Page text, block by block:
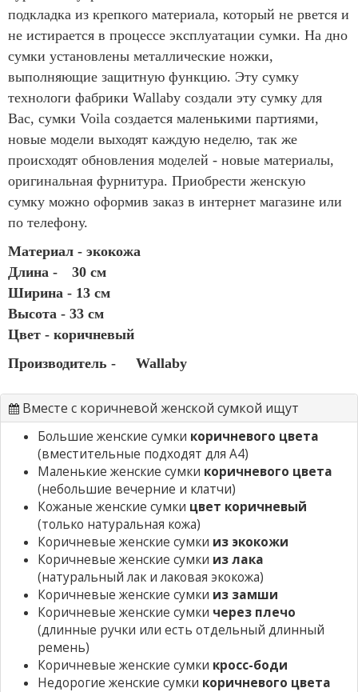
подкладка из крепкого материала, который не рвется и
не истирается в процессе эксплуатации сумки. На дно
сумки установлены металлические ножки,
выполняющие защитную функцию. Эту сумку
технологи фабрики Wallaby создали эту сумку для
Вас, сумки Voila создается маленькими партиями,
новые модели выходят каждую неделю, так же
происходят обновления моделей - новые материалы,
оригинальная фурнитура. Приобрести женскую
сумку можно оформив заказ в интернет магазине или
по телефону.
Материал - экокожа
Длина -
30 см
Ширина - 13 см
Высота - 33 см
Цвет - коричневый
Производитель -
Wallaby
Вместе с коричневой женской сумкой ищут
Большие женские сумки коричневого цвета
(вместительные подходят для А4)
Маленькие женские сумки коричневого цвета
(небольшие вечерние и клатчи)
Кожаные женские сумки цвет коричневый
(только натуральная кожа)
Коричневые женские сумки из экокожи
Коричневые женские сумки из лака
(натуральный лак и лаковая экокожа)
Коричневые женские сумки из замши
Коричневые женские сумки через плечо
(длинные ручки или есть отдельный длинный
ремень)
Коричневые женские сумки кросс-боди
Недорогие женские сумки коричневого цвета